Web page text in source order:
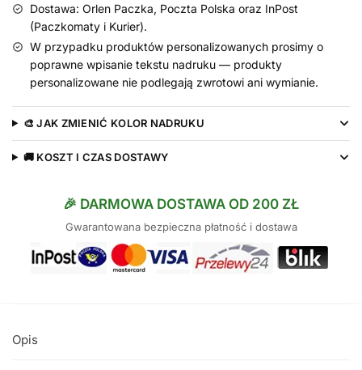
Dostawa: Orlen Paczka, Poczta Polska oraz InPost
(Paczkomaty i Kurier).
W przypadku produktów personalizowanych prosimy o
poprawne wpisanie tekstu nadruku — produkty
personalizowane nie podlegają zwrotowi ani wymianie.
🎨 JAK ZMIENIĆ KOLOR NADRUKU
🚚 KOSZT I CZAS DOSTAWY
🎉 DARMOWA DOSTAWA OD 200 ZŁ
Gwarantowana bezpieczna płatność i dostawa
Opis